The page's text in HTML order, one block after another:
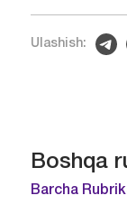
Ulashish:
Boshqa
Barcha